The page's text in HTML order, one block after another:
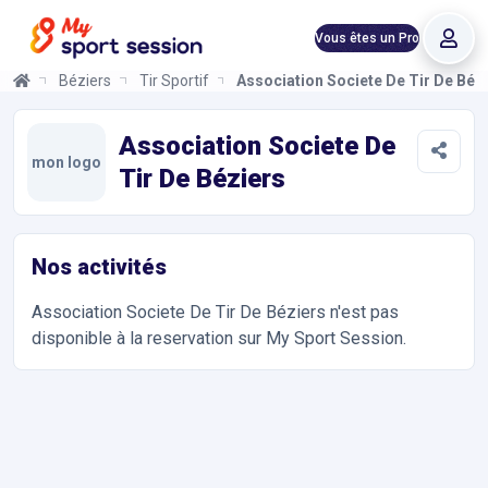
Vous êtes un Pro
Béziers Tir Sportif Association Societe De Tir De
mon logo
Association Societe De
Tir De Béziers
Nos activités
Association Societe De Tir De Béziers n'est pas
disponible à la reservation sur My Sport Session.